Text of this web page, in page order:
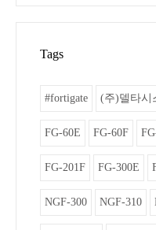
Tags
#fortigate (주)델타시
FG-60E FG-60F
FG-201F FG-300E
NGF-300 NGF-310